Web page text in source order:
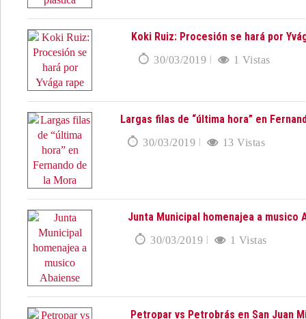
Koki Ruiz: Procesión se hará por
30/03/2019 1 Vistas
Largas filas de “última hora” en
30/03/2019 13 Vistas
Junta Municipal homenajea a musico
30/03/2019 1 Vistas
Petropar vs Petrobrás en San Juan